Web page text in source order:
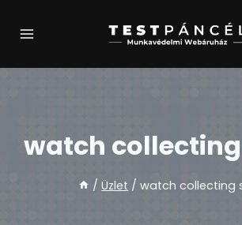
watch
/ Üzlet / watch collecting